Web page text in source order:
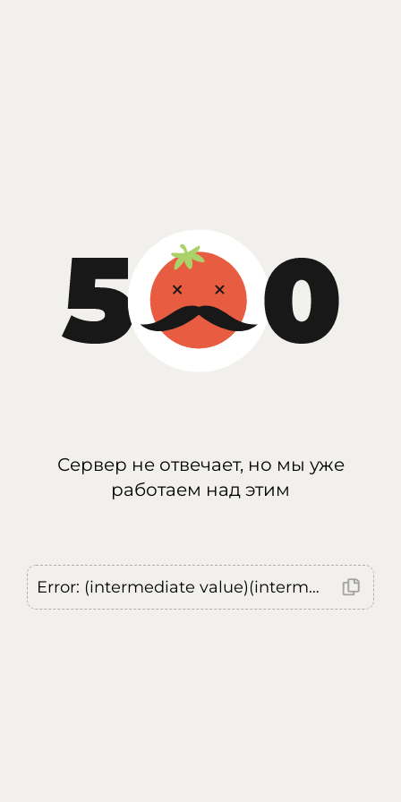
Сервер не отвечает, но мы уже
работаем над этим
Error: (intermediate value)(intermediate value)(intermediate value).replaceAll is not a function